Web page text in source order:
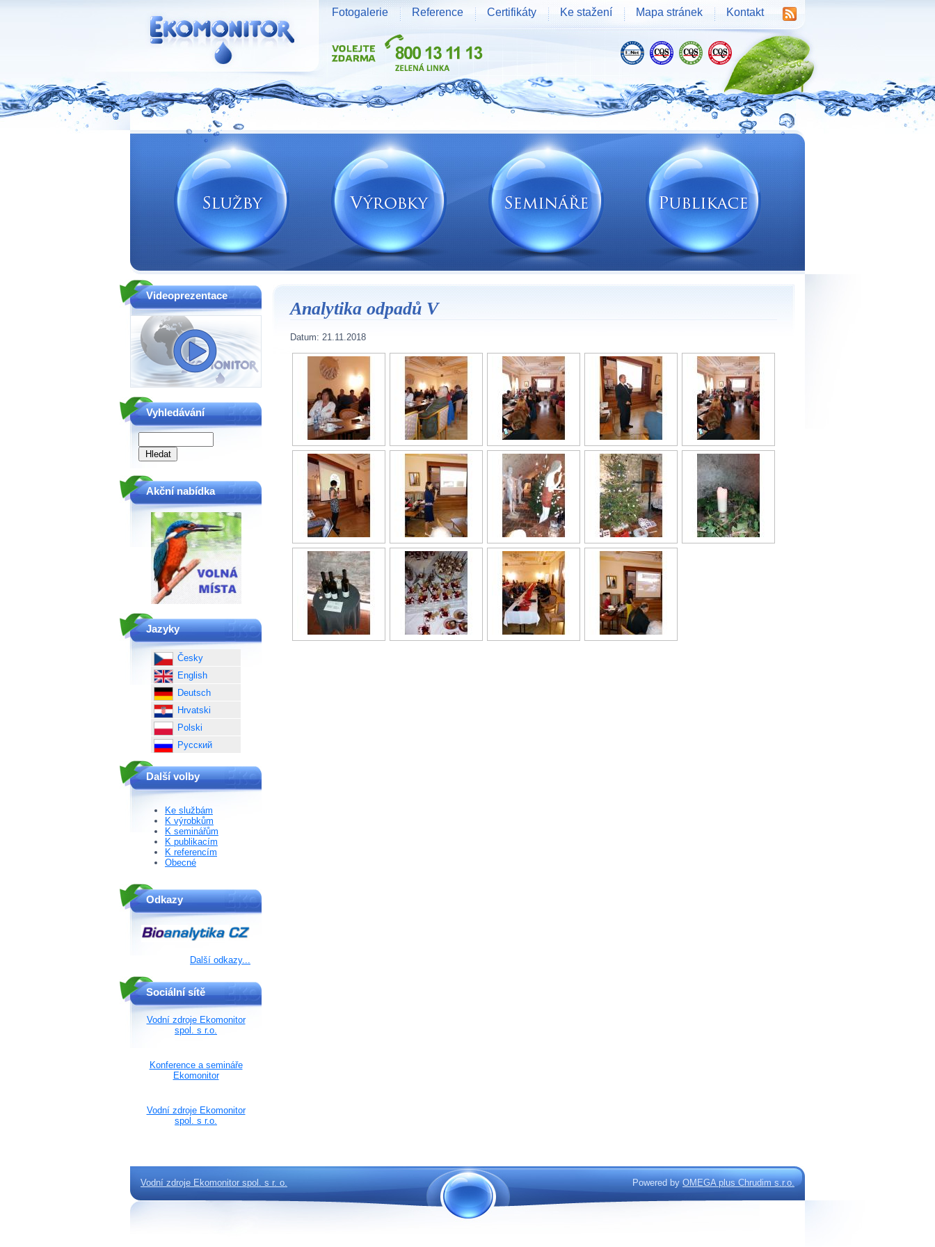
Analytika odpadů V
Datum: 21.11.2018
Videoprezentace
Vyhledávání
Akční nabídka
Jazyky
Česky
English
Deutsch
Hrvatski
Polski
Русский
Další volby
Ke službám
K výrobkům
K seminářům
K publikacím
K referencím
Obecné
Odkazy
Další odkazy...
Sociální sítě
Vodní zdroje Ekomonitor
spol. s r.o.
Konference a semináře
Ekomonitor
Vodní zdroje Ekomonitor
spol. s r.o.
Vodní zdroje Ekomonitor spol. s r.o.
Fotogalerie Reference Certifikáty Ke stažení Mapa stránek Kontakt
Vodní zdroje Ekomonitor spol. s r. o. Powered byOMEGA plus Chrudim s.r.o.